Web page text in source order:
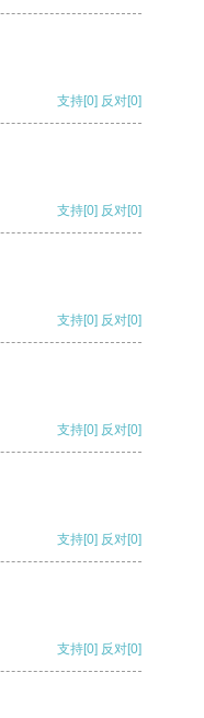
支持[0] 反对[0]
支持[0] 反对[0]
支持[0] 反对[0]
支持[0] 反对[0]
支持[0] 反对[0]
支持[0] 反对[0]